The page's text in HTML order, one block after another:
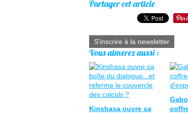
Partager cet article
S'inscrire à la newsletter
Vous aimerez aussi :
Kinshasa ouvre sa